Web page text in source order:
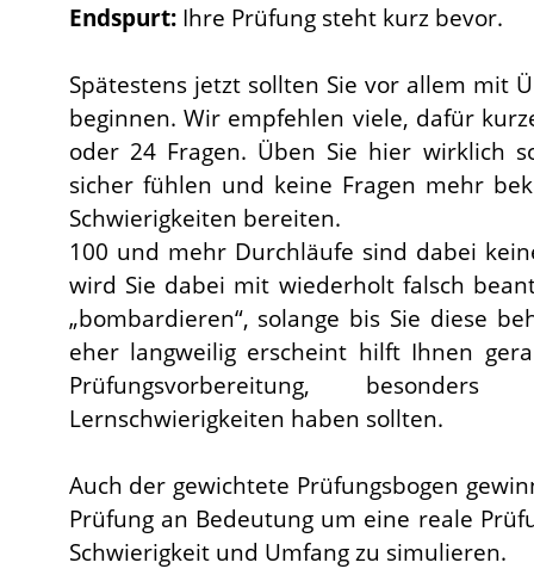
Endspurt:Ihre Prüfung steht kurz bevor.
Spätestens jetzt sollten Sie vor allem mit
beginnen. Wir empfehlen viele, dafür
oder 24 Fragen. Üben Sie hier wirklich
sicher fühlen und keine Fragen mehr
Schwierigkeiten bereiten.
100 und mehr Durchläufe sind dabei
wird Sie dabei mit wiederholt falsch
„bombardieren“, solange bis Sie diese
eher langweilig erscheint hilft Ihnen
Prüfungsvorbereitung,
Lernschwierigkeiten haben sollten.
Auch der gewichtete Prüfungsbogen
Prüfung an Bedeutung um eine reale
Schwierigkeit und Umfang zu simulieren.